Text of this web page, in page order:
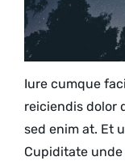
Iure cumque
reiciendis dolor
sed enim at. Et
Cupiditate unde